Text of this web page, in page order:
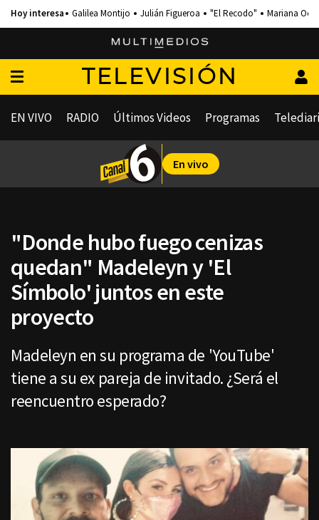
Galilea Montijo Julián Figueroa "El Recodo" Mariana
TELEVISIÓN
EN VIVO RADIO Últimos Videos Programas
En vivo
"Donde hubo fuego cenizas
quedan" Madeleyn y 'El
Símbolo' juntos en este
proyecto
Madeleyn en su programa de 'YouTube'
tiene a su ex pareja de invitado. ¿Será el
reencuentro esperado?